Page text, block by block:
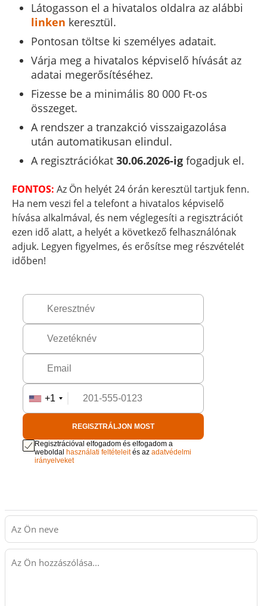
Látogasson el a hivatalos oldalra az alábbi
linken keresztül.
Pontosan töltse ki személyes adatait.
Várja meg a hivatalos képviselő hívását az
adatai megerősítéséhez.
Fizesse be a minimális 80 000 Ft-os
összeget.
A rendszer a tranzakció visszaigazolása
után automatikusan elindul.
A regisztrációkat30.06.2026-igfogadjuk el.
FONTOS: Az Ön helyét 24 órán keresztül tartjuk fenn.
Ha nem veszi fel a telefont a hivatalos képviselő
hívása alkalmával, és nem véglegesíti a regisztrációt
ezen idő alatt, a helyét a következő felhasználónak
adjuk. Legyen figyelmes, és erősítse meg részvételét
időben!
+1
REGISZTRÁLJON MOST
Regisztrációval elfogadom és elfogadom a
weboldal használati feltételeités azadatvédelmi
irányelveket